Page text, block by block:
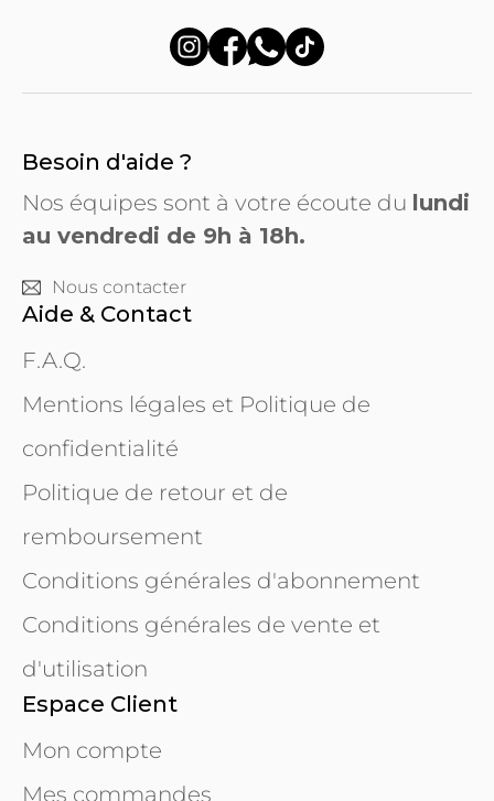
Besoin d'aide ?
Nos équipes sont à votre écoute du lundi
au vendredi de 9h à 18h.
Nous contacter
Aide & Contact
F.A.Q.
Mentions légales et Politique de
confidentialité
Politique de retour et de
remboursement
Conditions générales d'abonnement
Conditions générales de vente et
d'utilisation
Espace Client
Mon compte
Mes commandes